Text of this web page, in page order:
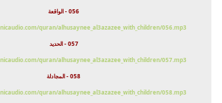
056 - الواقعة
quran/alhusaynee_al3azazee_with_children/056.mp3
057 - الحديد
quran/alhusaynee_al3azazee_with_children/057.mp3
058 - المجادلة
quran/alhusaynee_al3azazee_with_children/058.mp3